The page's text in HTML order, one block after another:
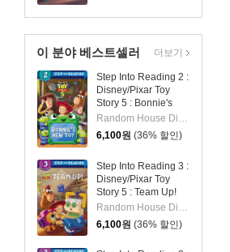
이 분야 베스트셀러
Step Into Reading 2 :
Disney/Pixar Toy
Story 5 : Bonnie's
New Toy
Random House Disney/ Disney Storybook Art Team (ILT)
6,100원 (36% 할인)
Step Into Reading 3 :
Disney/Pixar Toy
Story 5 : Team Up!
6,100원 (36% 할인)
더보기
House Disney
| Clarion Books